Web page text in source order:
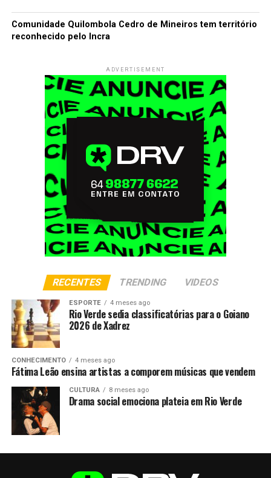
Comunidade Quilombola Cedro de Mineiros tem território
reconhecido pelo Incra
ADVERTISEMENT
RECENTES TRENDING VIDEOS
ESPORTE 4 meses ago
Rio Verde sedia classificatórias para o Goiano
2026 de Xadrez
CONHECIMENTO 4 meses ago
Fátima Leão ensina artistas a comporem músicas que vendem
CULTURA 8 meses ago
Drama social emociona plateia em Rio Verde